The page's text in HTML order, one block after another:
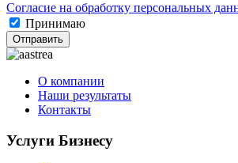
Согласие на обработку персональных
Принимаю
Отправить
О компании
Наши результаты
Контакты
Услуги Бизнесу